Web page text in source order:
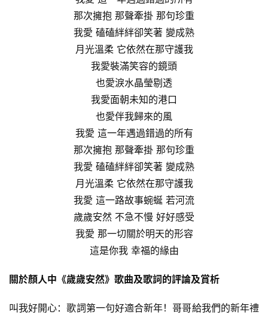
那次擁抱 那聲牽掛 那句珍重
我愛 磕磕絆絆卻笑著 變成熟
月光溫柔 它依然在那守護我
我愛裝滿笑容的鏡頭
也愛淚水晶瑩剔透
我愛面朝未知的港口
也愛伴我歸來的風
我愛 這一年遇過錯過的所有
那次擁抱 那聲牽掛 那句珍重
我愛 磕磕絆絆卻笑著 變成熟
月光溫柔 它依然在那守護我
我愛 這一路故事蜿蜒 若河流
歲歲安然 不急不慢 好好感受
我愛 那一切關於明天的形容
這是你我 幸福的緣由
關於顏人中《歲歲安然》歌曲及歌詞的評論及賞析
叫我好開心：歌詞第一句好適合新年！哥哥給我們的新年禮